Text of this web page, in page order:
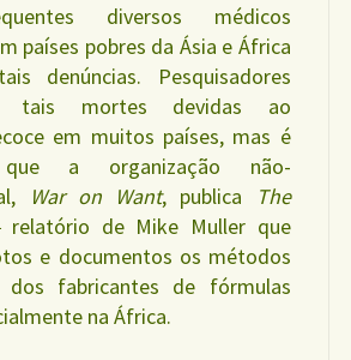
diversos médicos
países pobres da Ásia e África
denúncias. Pesquisadores
tais mortes devidas ao
em muitos países, mas é
a organização não-
War on Want, publica
The
relatório de Mike Muller que
e documentos os métodos
dos fabricantes de fórmulas
na África.